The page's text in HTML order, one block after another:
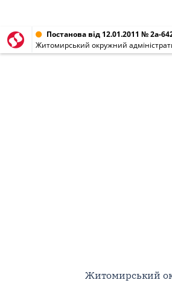
Постанова від 12.01.2011 № 2а-
Житомирський окружний
Житомирський